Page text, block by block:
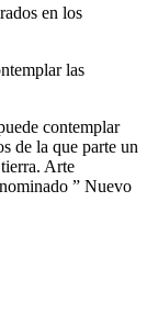
en los
las
contemplar
de la que parte un
Arte
” Nuevo